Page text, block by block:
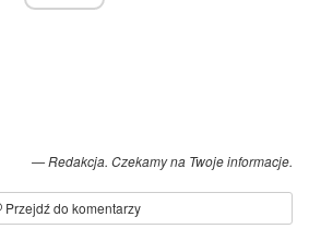
Redakcja. Czekamy na Twoje informacje.
Przejdź do komentarzy